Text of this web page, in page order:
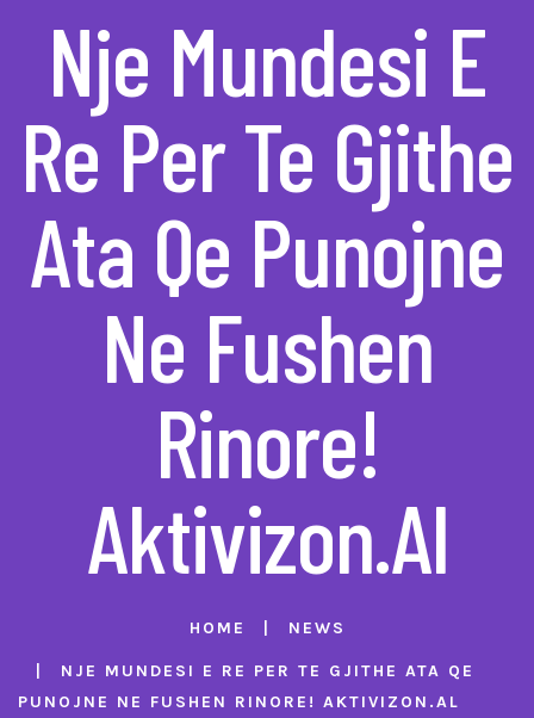
Nje Mundesi E
Re Per Te Gjithe
Ata Qe Punojne
Ne Fushen
Rinore!
Aktivizon.al
HOME NEWS
NJE MUNDESI E RE PER TE GJITHE ATA QE
PUNOJNE NE FUSHEN RINORE! AKTIVIZON.AL